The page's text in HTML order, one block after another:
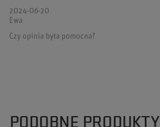
2024-06-20
Ewa
Czy opinia była pomocna?
PODOBNE PRODUKTY